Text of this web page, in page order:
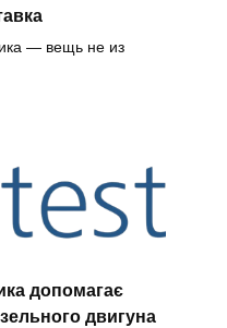
— вещь не из
допомагає
двигуна